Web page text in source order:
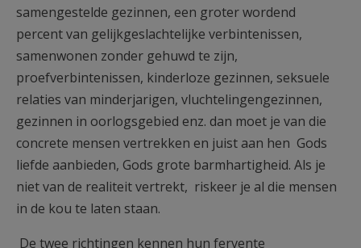
samengestelde gezinnen, een groter wordend
percent van gelijkgeslachtelijke verbintenissen,
samenwonen zonder gehuwd te zijn,
proefverbintenissen, kinderloze gezinnen, seksuele
relaties van minderjarigen, vluchtelingengezinnen,
gezinnen in oorlogsgebied enz. dan moet je van die
concrete mensen vertrekken en juist aan hen Gods
liefde aanbieden, Gods grote barmhartigheid. Als je
niet van de realiteit vertrekt, riskeer je al die mensen
in de kou te laten staan.
De twee richtingen kennen hun fervente